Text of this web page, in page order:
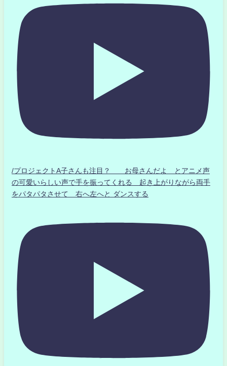
/プロジェクトA子さんも注目？ お母さんだよ とアニメ声
の可愛いらしい声で手を振ってくれる 起き上がりながら両手
をパタパタさせて 右へ左へと ダンスする